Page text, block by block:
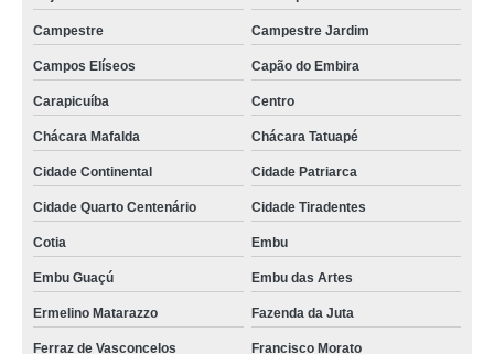
iogurteira industrial 500 litros Vila Zelina
fornecedor de iogurteira industrial Jacarepaguá
iogurteira industrial 50 litros Parque Sevilha
qual o valor de fornecedor de iogurteira industrial Jardim Grimaldi
iogurteira industrial 200 litros Jardim Colorado
iogurteira industrial elétrica Ribeirão Pires
iogurteira industrial 100 litros orçamento Londrina
qual o valor de iogurteira industrial 300 litros Magé
iogurteira semi industrial orçamento Sousa
Campestre Campestre Jardim
Campos Elíseos Capão do Embira
Carapicuíba Centro
Chácara Mafalda Chácara Tatuapé
Cidade Continental Cidade Patriarca
Cidade Quarto Centenário Cidade Tiradentes
Cotia Embu
Embu Guaçú Embu das Artes
Ermelino Matarazzo Fazenda da Juta
Ferraz de Vasconcelos Francisco Morato